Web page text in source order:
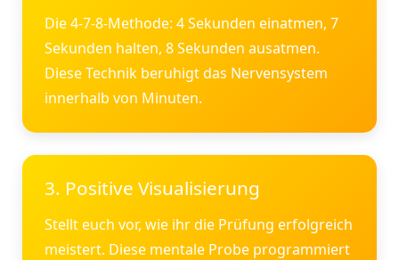
Die 4-7-8-Methode: 4 Sekunden einatmen, 7
Sekunden halten, 8 Sekunden ausatmen.
Diese Technik beruhigt das Nervensystem
innerhalb von Minuten.
3. Positive Visualisierung
Stellt euch vor, wie ihr die Prüfung erfolgreich
meistert. Diese mentale Probe programmiert